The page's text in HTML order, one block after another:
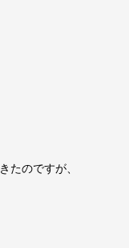
たのですが、